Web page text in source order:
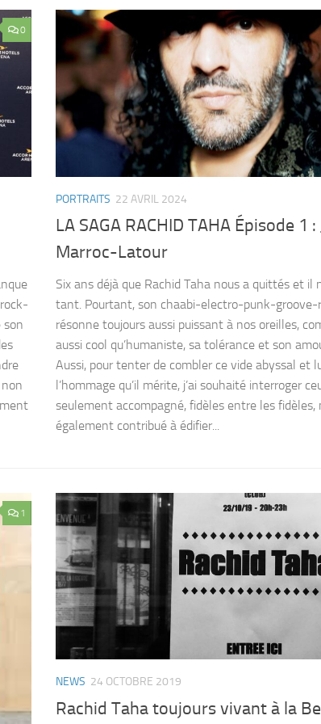
0
son
PORTRAITS 22 AVRIL 2024
LA SAGA RACHID TAHA Épisode 1 :
Marroc-Latour
Six ans déjà que Rachid Taha nous a quittés et il
tant. Pourtant, son chaabi-electro-punk-groove-
résonne toujours aussi puissant à nos oreilles,
aussi cool qu’humaniste, sa tolérance et son
Aussi, pour tenter de combler ce vide abyssal et
l’hommage qu’il mérite, j’ai souhaité interroger
seulement accompagné, fidèles entre les fidèles,
également contribué à édifier...
1
NEWS 24 OCTOBRE 2019
Rachid Taha toujours vivant à la